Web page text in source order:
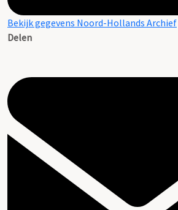
Bekijk gegevens Noord-Hollands Archief
Delen